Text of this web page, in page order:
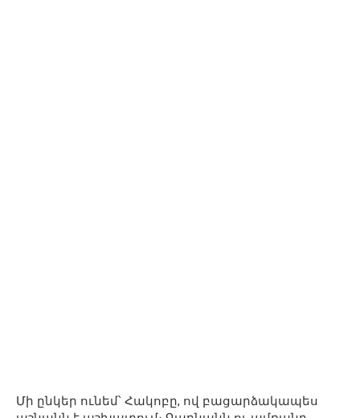
Մի ընկեր ունեմ՝ Հակոբը, ով բացարձակապես